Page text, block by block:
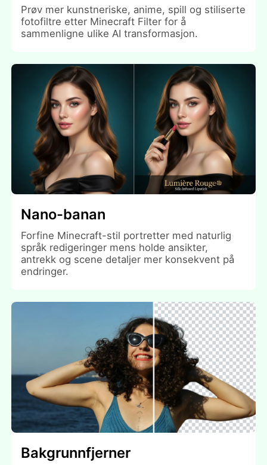
Prøv mer kunstneriske, anime, spill og stiliserte
fotofiltre etter Minecraft Filter for å
sammenligne ulike AI transformasjon.
Nano-banan
Forfine Minecraft-stil portretter med naturlig
språk redigeringer mens holde ansikter,
antrekk og scene detaljer mer konsekvent på
endringer.
Bakgrunnfjerner